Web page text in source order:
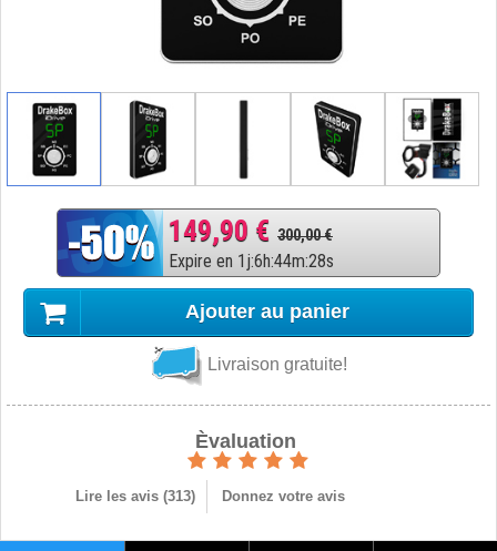
149,90 € 300,00 €
Expire en 1 j:6h:44m:27s
Ajouter au panier
Livraison gratuite!
Èvaluation
Lire les avis (313) Donnez votre avis